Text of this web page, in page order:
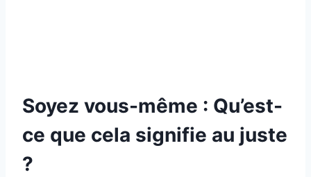
Soyez vous-même : Qu’est-
ce que cela signifie au juste
?